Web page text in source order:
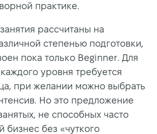
практике.
рассчитаны на
степенью подготовки,
пока только Beginner. Для
уровня требуется
при желании можно выбрать
Но это предложение
не способных часто
бизнес без «чуткого